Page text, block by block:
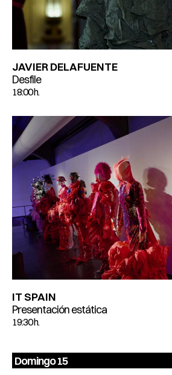
JAVIER DELAFUENTE
Desfile
18:00 h.
IT SPAIN
Presentación estática
19:30 h.
Domingo 15